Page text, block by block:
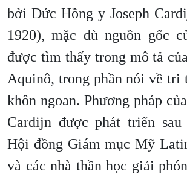
bởi Đức Hồng y Joseph
1920), mặc dù nguồn gốc
được tìm thấy trong mô tả
Aquinô, trong phần nói về tri
khôn ngoan. Phương pháp
Cardijn được phát triển
Hội đồng Giám mục Mỹ
và các nhà thần học giải